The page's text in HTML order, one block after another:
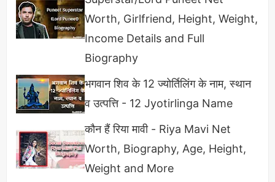
Worth, Girlfriend, Height, Weight,
Income Details and Full
Biography
भगवान शिव के 12 ज्योर्तिलिंग के नाम, स्थान
व उत्पत्ति - 12 Jyotirlinga Name
कौन हैं रिया मावी - Riya Mavi Net
Worth, Biography, Age, Height,
Weight and More